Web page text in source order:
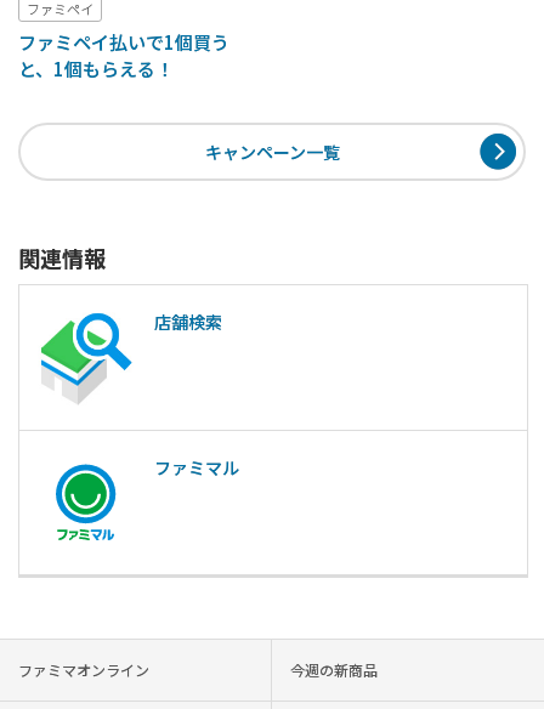
ファミペイ
ファミペイ払いで1個買う
と、1個もらえる！
キャンペーン一覧
関連情報
店舗検索
ファミマル
ファミマオンライン 今週の新商品